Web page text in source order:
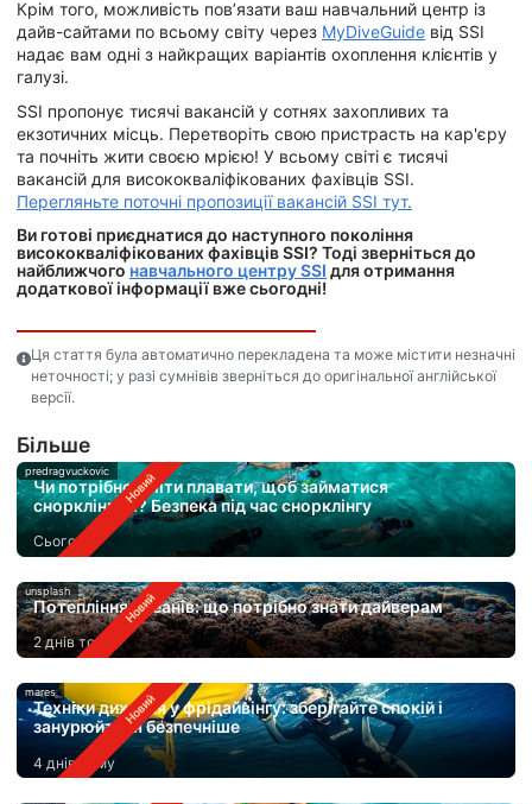
Крім того, можливість пов’язати ваш навчальний центр із
дайв-сайтами по всьому світу через MyDiveGuide від SSI
надає вам одні з найкращих варіантів охоплення клієнтів у
галузі.
SSI пропонує тисячі вакансій у сотнях захопливих та
екзотичних місць. Перетворіть свою пристрасть на кар'єру
та почніть жити своєю мрією! У всьому світі є тисячі
вакансій для висококваліфікованих фахівців SSI.
Перегляньте поточні пропозиції вакансій SSI тут.
Ви готові приєднатися до наступного покоління
висококваліфікованих фахівців SSI? Тоді зверніться до
найближчого навчального центру SSI для отримання
додаткової інформації вже сьогодні!
Ця стаття була автоматично перекладена та може містити незначні
неточності; у разі сумнівів зверніться до оригінальної англійської
версії.
Бiльше
predragvuckovic
Чи потрібно вміти плавати, щоб займатися
снорклінгом? Безпека під час снорклінгу
Сьогодні
unsplash
Потепління океанів: що потрібно знати дайверам
2 днів тому
mares
Техніки дихання у фрідайвінгу: зберігайте спокій і
занурюйтеся безпечніше
4 днів тому